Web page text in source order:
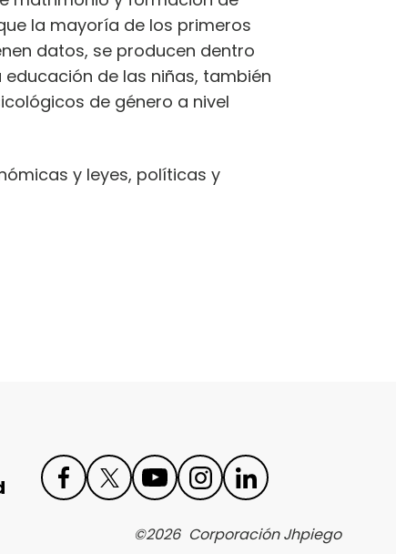
la mayoría de los primeros
datos, se producen dentro
de las niñas, también
de género a nivel
y leyes, políticas y
You
Inst Link
©2026 Corporación Jhpiego